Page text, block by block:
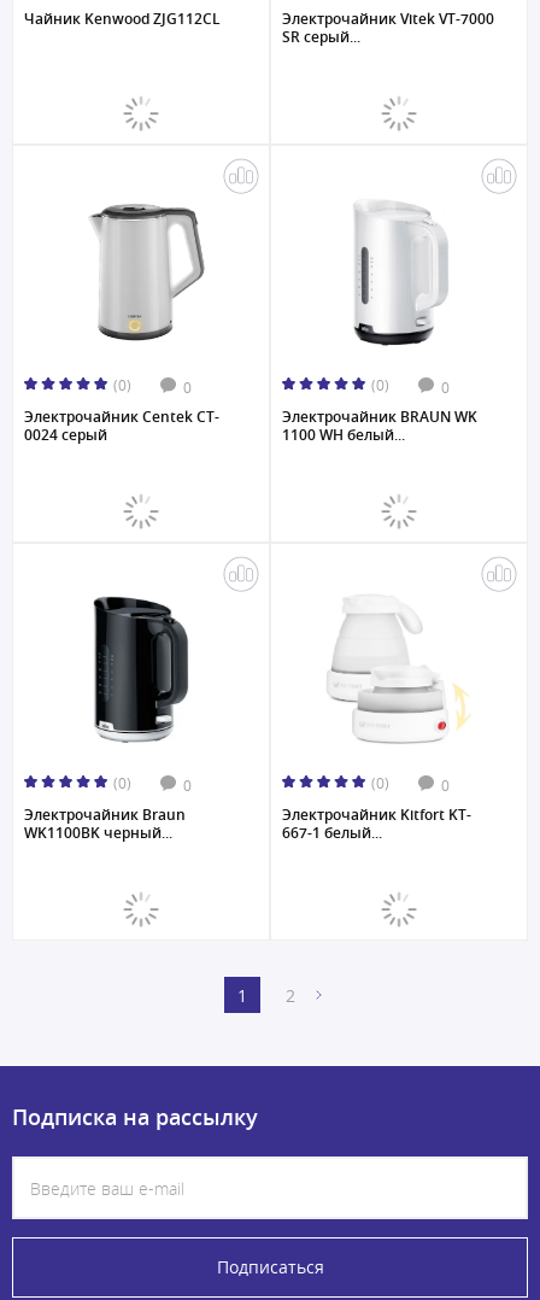
Чайник Kenwood ZJG112CL
Электрочайник Vitek VT-7000
SR серый...
(0) 0
Электрочайник Centek CT-
0024 серый
(0) 0
Электрочайник BRAUN WK
1100 WH белый...
(0) 0
Электрочайник Braun
WK1100BK черный...
(0) 0
Электрочайник Kitfort KT-
667-1 белый...
1 2
Подписка на рассылку
Подписаться